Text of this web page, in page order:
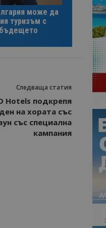
може да
туризъм с
бъдещето
Следваща статия
Hotels подкрепя
на хората със
със специална
кампания